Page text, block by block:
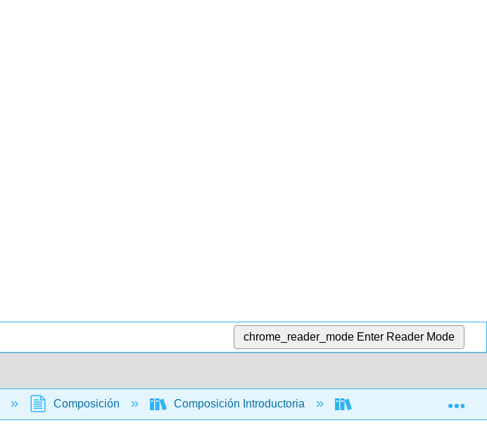
chrome_reader_mode Enter Reader Mode
Composición Composición Introductoria Libro: La Guía del